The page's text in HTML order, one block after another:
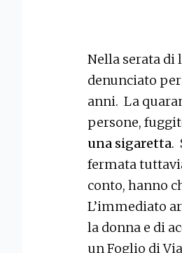
Nella serata di
denunciato
anni. La
persone,
una sigaretta.
fermata
conto, hanno
L’immediato
la donna e di
un Foglio di